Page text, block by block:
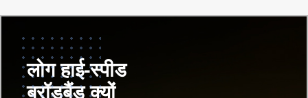
1
प्रोजेक्ट गंगा, जिसका अर्थ है Government
Assisted Network for Growth &
Advancement, उत्तर प्रदेश सरकार की एक
पहल है, जिसका उद्देश्य राज्य के हर कोने तक हाई-
स्पीड ब्रॉडबैंड पहुंचाना है। यह परियोजना उद्यमियों
लोग हाई-स्पीड
ब्रॉडबैंड क्यों